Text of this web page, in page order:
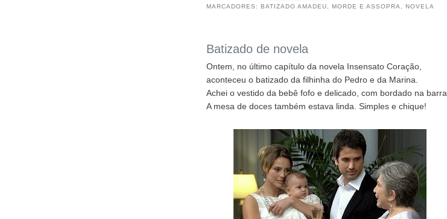
MARCADORES: BATIZADO AMADEU MORDE E ASSOPRA NOVELA
Batizado de novela
Ontem, no último capítulo da novela Insensato Coração,
aconteceu o batizado da filhinha do Pedro e da Marina.
Achei o vestido da bebê fofo e delicado, com bordado na barra.
A mesa de doces também estava linda. Simples e chique!